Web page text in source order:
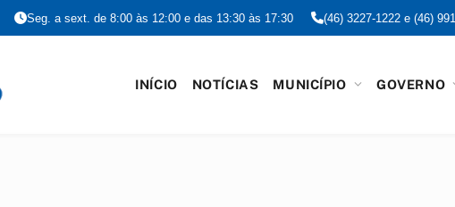
Seg. a sext. de 8:00 às 12:00 e das 13:30 às 17:30 (46) 3227-1222 e (46)
INÍCIO NOTÍCIAS MUNICÍPIO GOVERNO